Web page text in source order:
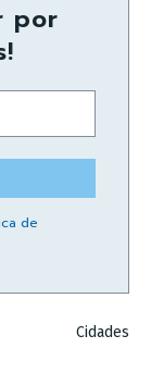
por
de
Cidades